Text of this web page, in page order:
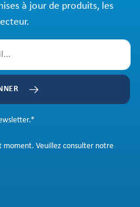
à jour de produits, les
*
moment. Veuillez consulter notre